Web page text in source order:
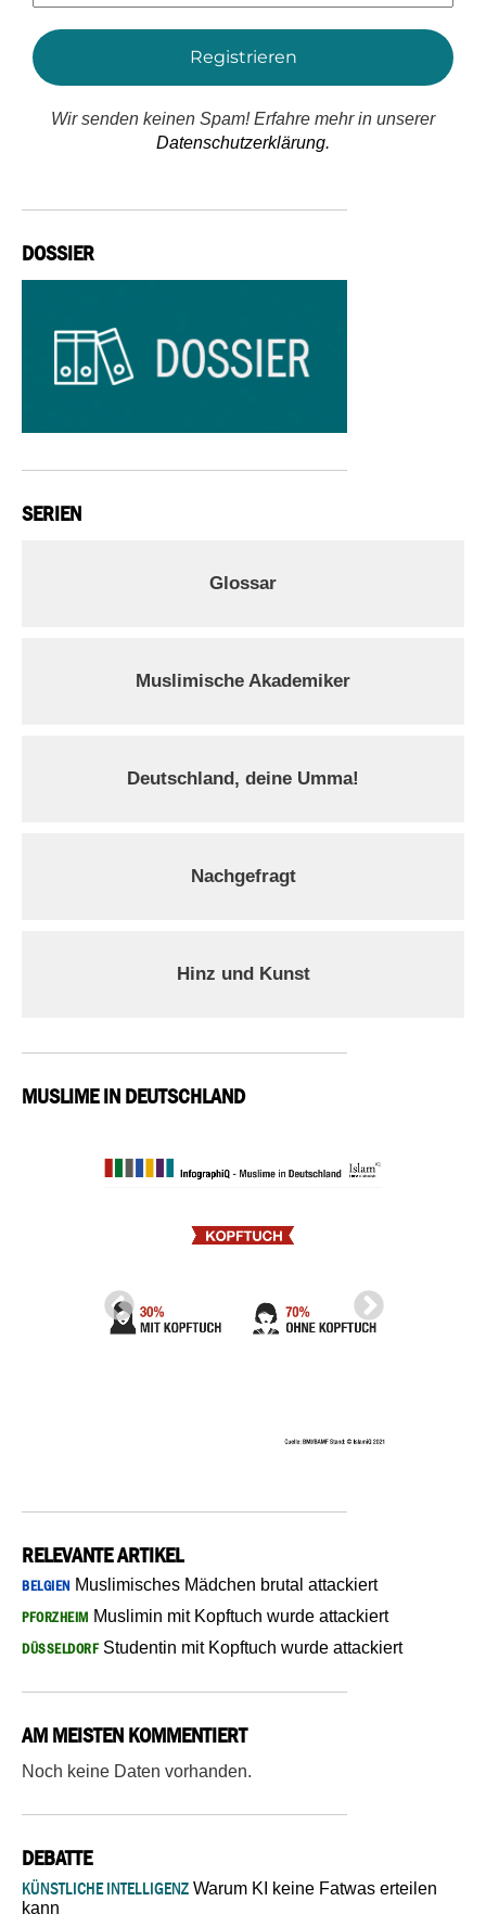
*
Wir senden keinen Spam! Erfahre mehr in unserer
Datenschutzerklärung.
DOSSIER
SERIEN
Glossar
Muslimische Akademiker
Deutschland, deine Umma!
Nachgefragt
Hinz und Kunst
MUSLIME IN DEUTSCHLAND
RELEVANTE ARTIKEL
BELGIEN Muslimisches Mädchen brutal attackiert
PFORZHEIM Muslimin mit Kopftuch wurde attackiert
DÜSSELDORFStudentin mit Kopftuch wurde attackiert
AM MEISTEN KOMMENTIERT
Noch keine Daten vorhanden.
DEBATTE
KÜNSTLICHE INTELLIGENZ Warum KI keine Fatwas erteilen
kann